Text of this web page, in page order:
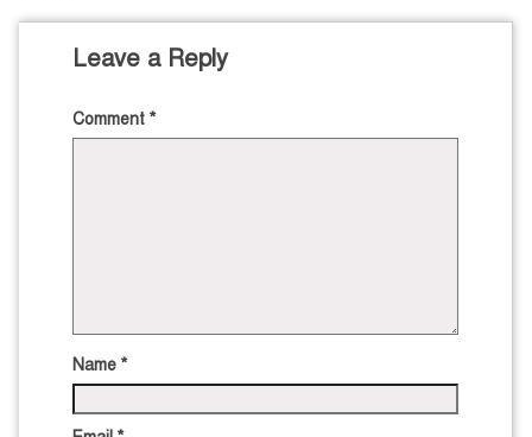
Leave a Reply
Comment *
Name *